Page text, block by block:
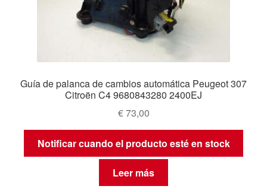
Sobre nosotros
Transporte
Guía de palanca de cambios automática Peugeot 307
Citroën C4 9680843280 2400EJ
€73,00
Notificar cuando el producto esté en stock
Leer más